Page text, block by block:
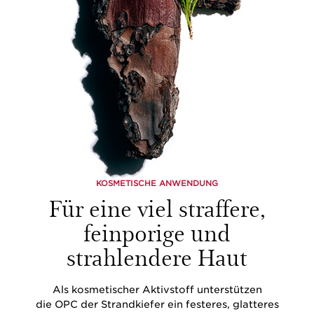
KOSMETISCHE ANWENDUNG
Für eine viel straffere,
feinporige und
strahlendere Haut
Als kosmetischer Aktivstoff unterstützen
die OPC der Strandkiefer ein festeres, glatteres